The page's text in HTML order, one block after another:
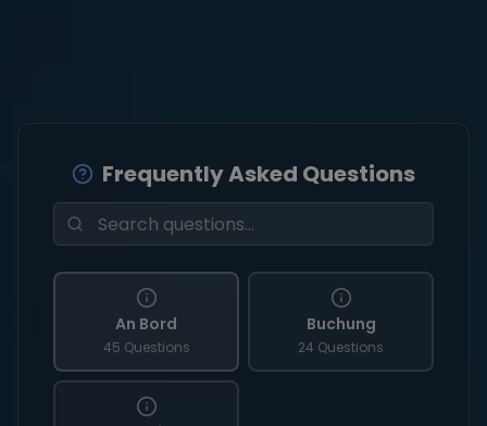
Frequently Asked Questions
An Bord
45 Questions
Buchung
24 Questions